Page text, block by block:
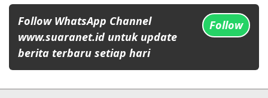
Follow WhatsApp Channel
www.suaranet.id untuk update
berita terbaru setiap hari
Follow